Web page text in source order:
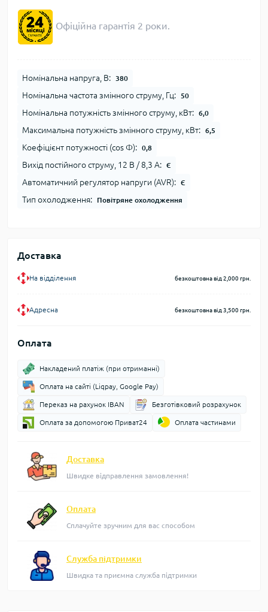
Офіційна гарантія 2 роки.
Номінальна напруга, В: 380
Номінальна частота змінного струму, Гц: 50
Номінальна потужність змінного струму, кВт: 6,0
Максимальна потужність змінного струму, кВт: 6,5
Коефіцієнт потужності (cos Φ): 0,8
Вихід постійного струму, 12 В / 8,3 А: Є
Автоматичний регулятор напруги (AVR): Є
Тип охолодження: Повітряне охолодження
Доставка
На відділення безкоштовна від 2,000 грн.
Адресна безкоштовна від 3,500 грн.
Оплата
Накладений платіж (при отриманні)
Оплата на сайті (Liqpay, Google Pay)
Переказ на рахунок IBAN Безготівковий розрахунок
Оплата за допомогою Приват24 Оплата частинами
Доставка
Швидке відправлення замовлення!
Оплата
Сплачуйте зручним для вас способом
Служба підтримки
Швидка та приємна служба підтримки